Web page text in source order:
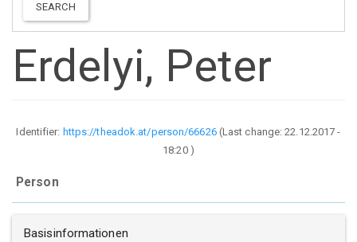
SEARCH
Erdelyi, Peter
Identifier: https://theadok.at/person/66626(Last change:22.12.2017 -
18:20)
Person
Basisinformationen